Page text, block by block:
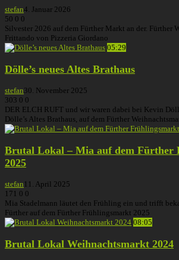
stefan4. Januar 2026
50 0 0
Silvester 2026 auf dem Fürther Markt an der. Fürther
Frittando von Pizzeria Giordano
05:29
Dölle’s neues Altes Brathaus
stefan30. November 2025
303 0 0
DER ELCH RUFT und wir waren dabei bei Kevin
Dölle’s Altes Brathaus, auf dem Fürther
Brutal Lokal – Mia auf dem Fürther
2025
stefan 11. April 2025
171 0 0
Mia Stadelmann läutet den Frühling ein und trifft
Fürther auf dem Fürther Frühlingsmarkt 2025
08:05
Brutal Lokal Weihnachtsmarkt 2024